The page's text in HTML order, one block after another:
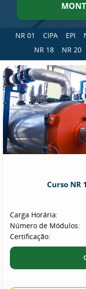
NR 01 CIPA EPI
NR 18
NR 20
Curso NR
Carga Horária:
Número de Módulos:
Certificação: